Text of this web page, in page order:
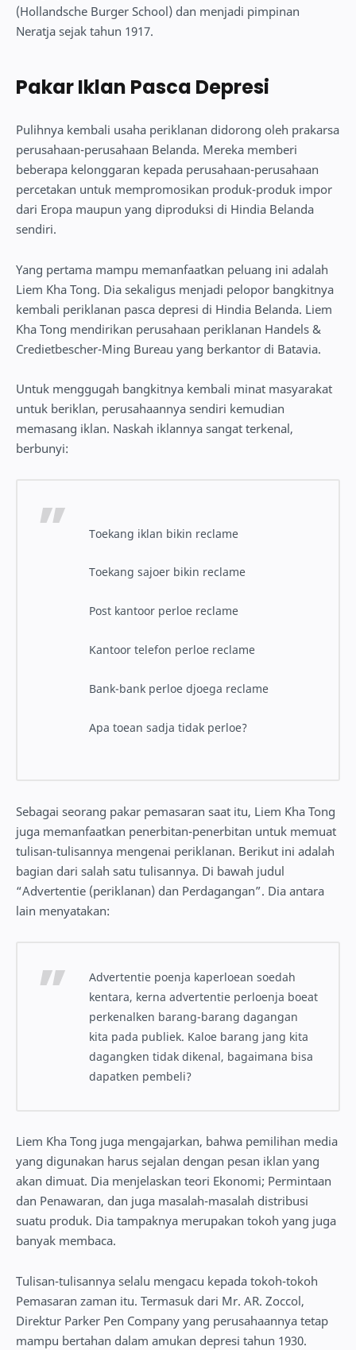
(Hollandsche Burger School) dan menjadi pimpinan
Neratja sejak tahun 1917.
Pakar Iklan Pasca Depresi
Pulihnya kembali usaha periklanan didorong oleh prakarsa
perusahaan-perusahaan Belanda. Mereka memberi
beberapa kelonggaran kepada perusahaan-perusahaan
percetakan untuk mempromosikan produk-produk impor
dari Eropa maupun yang diproduksi di Hindia Belanda
sendiri.
Yang pertama mampu memanfaatkan peluang ini adalah
Liem Kha Tong. Dia sekaligus menjadi pelopor bangkitnya
kembali periklanan pasca depresi di Hindia Belanda. Liem
Kha Tong mendirikan perusahaan periklanan Handels &
Credietbescher-Ming Bureau yang berkantor di Batavia.
Untuk menggugah bangkitnya kembali minat masyarakat
untuk beriklan, perusahaannya sendiri kemudian
memasang iklan. Naskah iklannya sangat terkenal,
berbunyi:
Toekang iklan bikin reclame
Toekang sajoer bikin reclame
Post kantoor perloe reclame
Kantoor telefon perloe reclame
Bank-bank perloe djoega reclame
Apa toean sadja tidak perloe?
Sebagai seorang pakar pemasaran saat itu, Liem Kha Tong
juga memanfaatkan penerbitan-penerbitan untuk memuat
tulisan-tulisannya mengenai periklanan. Berikut ini adalah
bagian dari salah satu tulisannya. Di bawah judul
“Advertentie (periklanan) dan Perdagangan”. Dia antara
lain menyatakan:
Advertentie poenja kaperloean soedah
kentara, kerna advertentie perloenja boeat
perkenalken barang-barang dagangan
kita pada publiek. Kaloe barang jang kita
dagangken tidak dikenal, bagaimana bisa
dapatken pembeli?
Liem Kha Tong juga mengajarkan, bahwa pemilihan media
yang digunakan harus sejalan dengan pesan iklan yang
akan dimuat. Dia menjelaskan teori Ekonomi; Permintaan
dan Penawaran, dan juga masalah-masalah distribusi
suatu produk. Dia tampaknya merupakan tokoh yang juga
banyak membaca.
Tulisan-tulisannya selalu mengacu kepada tokoh-tokoh
Pemasaran zaman itu. Termasuk dari Mr. AR. Zoccol,
Direktur Parker Pen Company yang perusahaannya tetap
mampu bertahan dalam amukan depresi tahun 1930.